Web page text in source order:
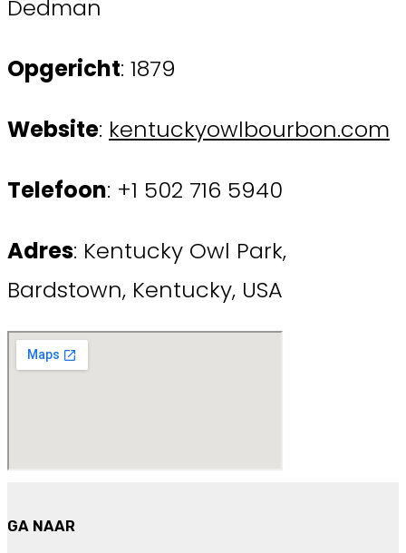
Dedman
Opgericht: 1879
Website: kentuckyowlbourbon.com
Telefoon: +1 502 716 5940
Adres: Kentucky Owl Park,
Bardstown, Kentucky, USA
GA NAAR